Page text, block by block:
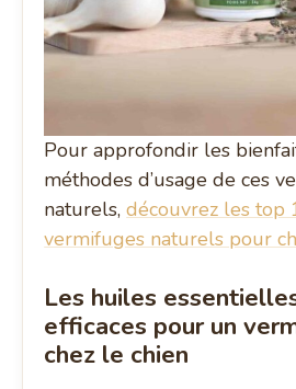
Pour approfondir les
méthodes d’usage de ces
naturels,découvrez les top
vermifuges naturels pour
Les huiles
efficaces pour un
chez le chien